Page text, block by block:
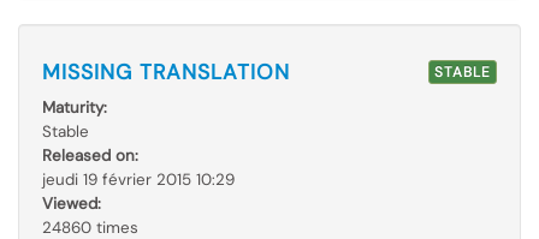
STABLE
MISSING TRANSLATION
Maturity:
Stable
Released on:
jeudi 19 février 2015 10:29
Viewed:
24860 times